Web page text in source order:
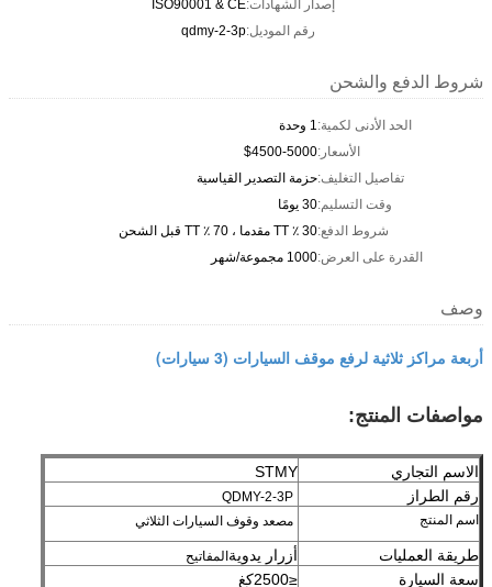
إصدار الشهادات:ISO90001 & CE
رقم الموديل:qdmy-2-3p
شروط الدفع والشحن
الحد الأدنى لكمية:1 وحدة
الأسعار:$4500-5000
تفاصيل التغليف:حزمة التصدير القياسية
وقت التسليم:30 يومًا
شروط الدفع:30 ٪ TT مقدما ، 70 ٪ TT قبل الشحن
القدرة على العرض:1000 مجموعة/شهر
وصف
أربعة مراكز ثلاثية لرفع موقف السيارات (3 سيارات)
مواصفات المنتج:
الاسم التجاري
STMY
رقم الطراز
QDMY-2-3P
اسم المنتج
مصعد وقوف السيارات الثلاثي
طريقة العمليات أزرار يدويةالمفاتيح
سعة السيارة
≤2500كغ